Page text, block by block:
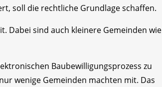
soll die rechtliche Grundlage schaffen.
Dabei sind auch kleinere Gemeinden wie
Baubewilligungsprozess zu
wenige Gemeinden machten mit. Das